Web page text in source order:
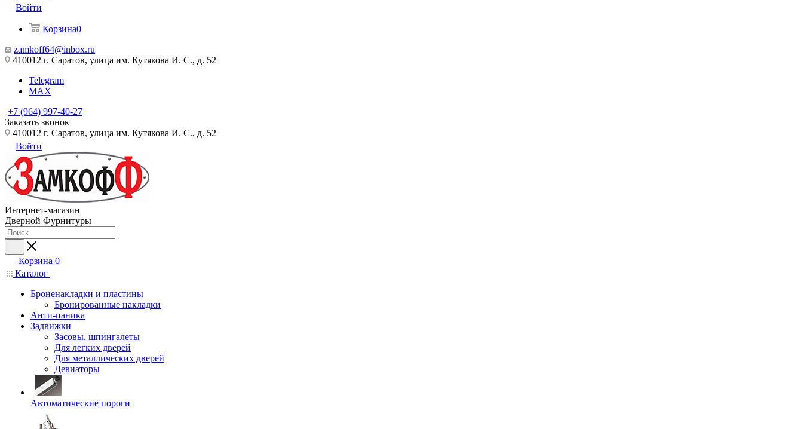
Войти
Корзина0
zamkoff64@inbox.ru
410012 г. Саратов, улица им. Кутякова И. С., д. 52
Telegram
MAX
+7 (964) 997-40-27
Заказать звонок
410012 г. Саратов, улица им. Кутякова И. С., д. 52
Войти
Интернет-магазин
Дверной Фурнитуры
Корзина 0
Каталог
Броненакладки и пластины
Бронированные накладки
Анти-паника
Задвижки
Засовы, шпингалеты
Для легких дверей
Для металлических дверей
Девиаторы
Автоматические пороги